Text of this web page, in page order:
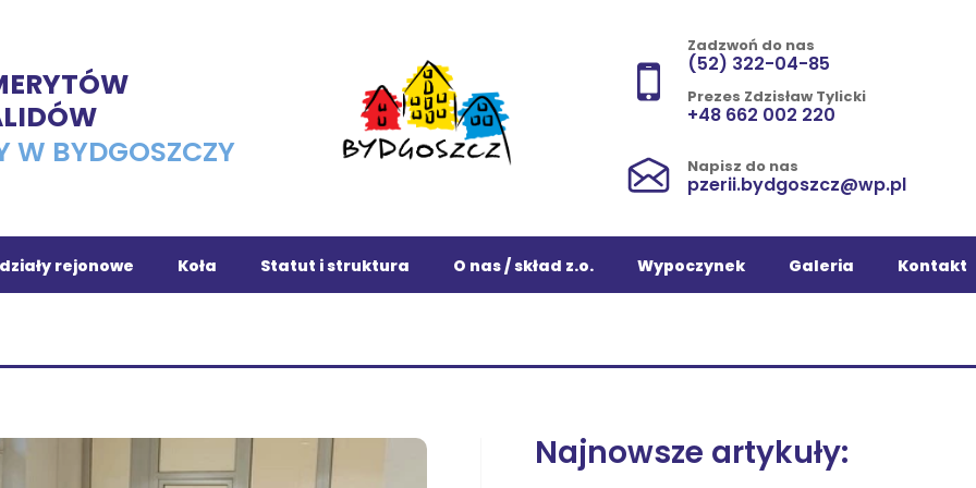
W BYDGOSZCZY
Napisz do nas
pzerii.bydgoszcz@wp.pl
Zadzwoń do nas
(52) 322-04-85
Prezes Zdzisław Tylicki
+48 662 002 220
rejonowe Koła
Dąbrowa Chełmińska
Statut i struktura O nas / skład z.o. Wypoczynek Galeria Kontakt
Najnowsze artykuły: